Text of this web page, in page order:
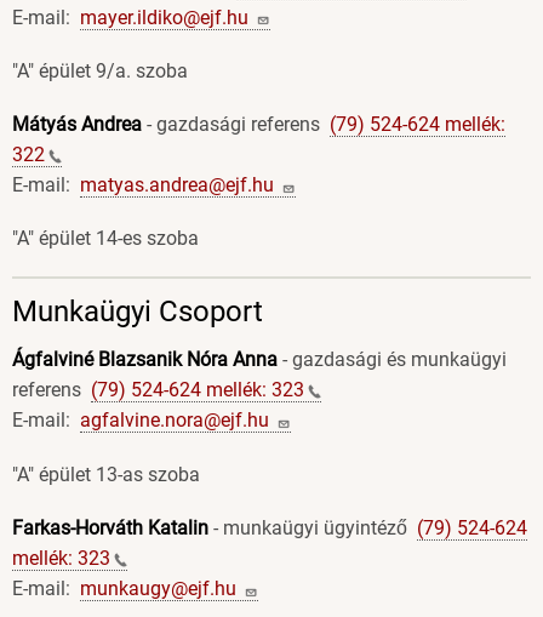
E-mail: mayer.ildiko@ejf.hu
"A" épület 9/a. szoba
Mátyás Andrea - gazdasági referens (79) 524-624 mellék:
322
E-mail: matyas.andrea@ejf.hu
"A" épület 14-es szoba
Munkaügyi Csoport
Ágfalviné Blazsanik Nóra Anna - gazdasági és munkaügyi
referens (79) 524-624 mellék: 323
E-mail: agfalvine.nora@ejf.hu
"A" épület 13-as szoba
Farkas-Horváth Katalin - munkaügyi ügyintéző (79) 524-624
mellék: 323
E-mail: munkaugy@ejf.hu